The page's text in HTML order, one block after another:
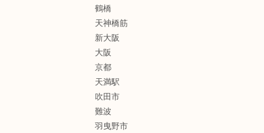
鶴橋
天神橋筋
新大阪
大阪
京都
天満駅
吹田市
難波
羽曳野市